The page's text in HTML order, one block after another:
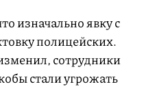
изначально явку с
полицейских.
сотрудники
стали угрожать